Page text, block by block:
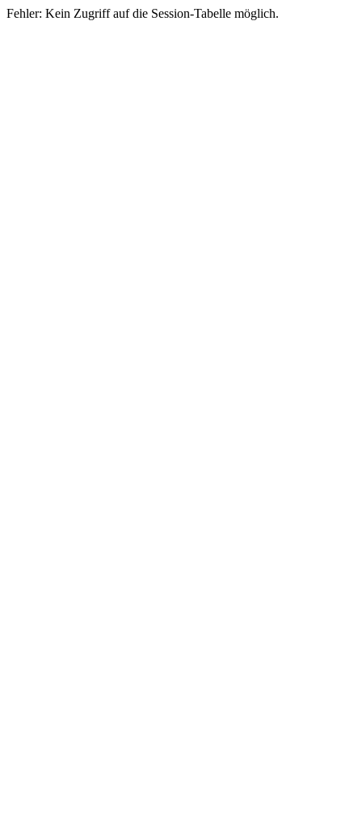
Fehler: Kein Zugriff auf die Session-Tabelle möglich.